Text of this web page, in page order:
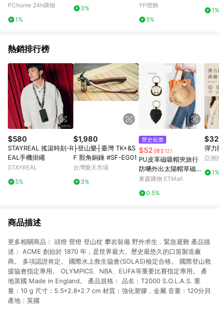
24 黑色副廠碳粉匣 適
25MFP
PChome 24h購物
1%
3%
YP燈飾
5%
1%
熱銷排行榜
$580
STAYREAL 搖滾時刻-R
EAL手機掛繩
STAYREAL
5%
$1,980
├登山樂┤臺灣 TK+&S
F 獸角銅錘 #SF-EG01
台灣樂天市場
3%
歷史低價
$52 (降$12)
PU皮革磁吸帽夾旅行
防嗮外出太陽帽草磁性
帽夾子便攜收納
東森購物 ETMall
0.5%
彈力
亞洲
1%
商品描述
更多相關商品： 頭燈 營燈 登山杖 攀岩裝備 野外求生．緊急避難 產品描
述： ACME 創始於 1870 年，是世界最大、歷史最悠久的口笛製造廠
商。 多項認證肯定。 國際水上救生協會(SOLAS)檢定合格。 國際登山救
援協會指定專用。 OLYMPICS、NBA、EUFA等重要比賽指定專用。 產
地英國 Made in England。 產品規格： 品名：T2000 S.O.L.A.S. 重
量：10 g 尺寸：5.5*2.8*2.7 cm 材質：強化塑膠，金屬 音量：120分貝
產地：英國